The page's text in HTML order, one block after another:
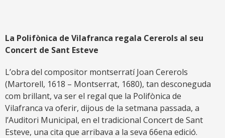
La Polifònica de Vilafranca regala Cererols al seu
Concert de Sant Esteve
L’obra del compositor montserratí Joan Cererols
(Martorell, 1618 – Montserrat, 1680), tan desconeguda
com brillant, va ser el regal que la Polifònica de
Vilafranca va oferir, dijous de la setmana passada, a
l’Auditori Municipal, en el tradicional Concert de Sant
Esteve, una cita que arribava a la seva 66ena edició.